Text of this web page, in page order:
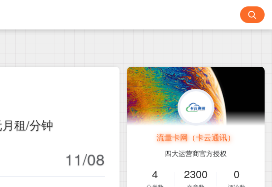
租/分钟
11/08
流量卡网（卡云通讯）
四大运营商官方授权
4 2300 0